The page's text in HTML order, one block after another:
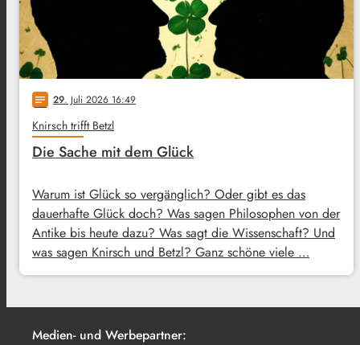
notes 29. Juli 2026 16:49
Knirsch trifft Betzl
Die Sache mit dem Glück
Warum ist Glück so vergänglich? Oder gibt es das
dauerhafte Glück doch? Was sagen Philosophen von der
Antike bis heute dazu? Was sagt die Wissenschaft? Und
was sagen Knirsch und Betzl? Ganz schöne viele …
Medien- und Werbepartner: